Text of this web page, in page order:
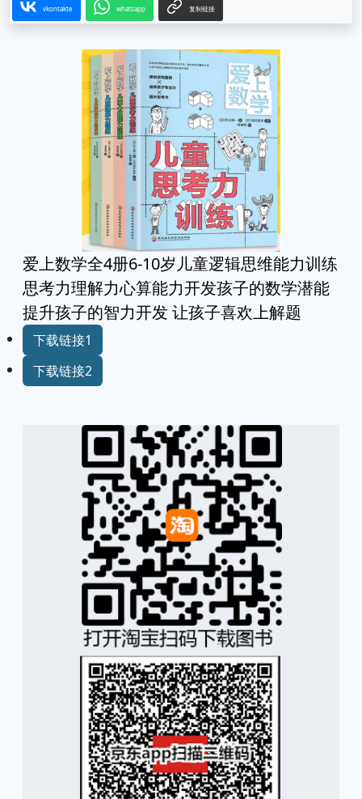
vkontakte whatsapp 复制链接
爱上数学全4册6-10岁儿童逻辑思维能力训练
思考力理解力心算能力开发孩子的数学潜能
提升孩子的智力开发 让孩子喜欢上解题
下载链接1
下载链接2